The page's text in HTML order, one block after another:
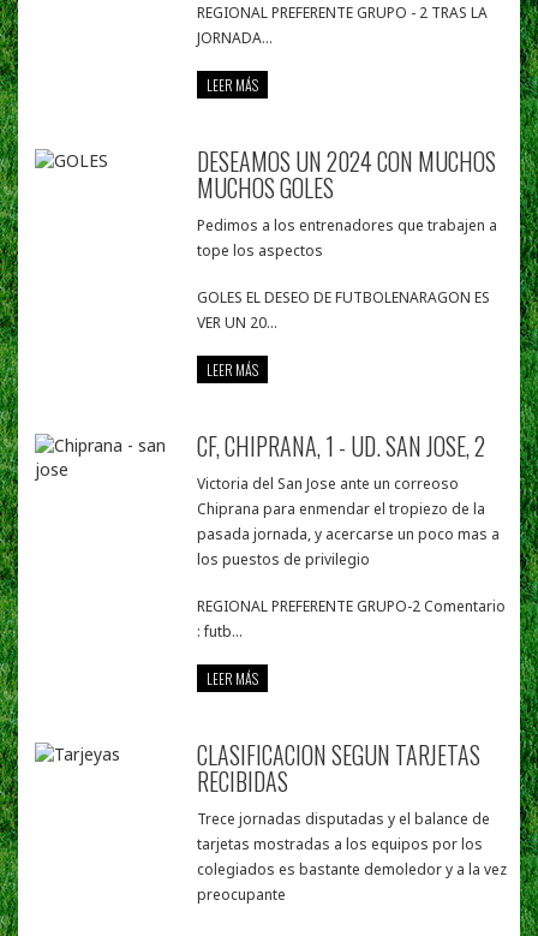
REGIONAL PREFERENTE GRUPO - 2 TRAS LA
JORNADA...
LEER MÁS
DESEAMOS UN 2024 CON MUCHOS
MUCHOS GOLES
Pedimos a los entrenadores que trabajen a
tope los aspectos
GOLES EL DESEO DE FUTBOLENARAGON ES
VER UN 20...
LEER MÁS
CF, CHIPRANA, 1 - UD. SAN JOSE, 2
Victoria del San Jose ante un correoso
Chiprana para enmendar el tropiezo de la
pasada jornada, y acercarse un poco mas a
los puestos de privilegio
REGIONAL PREFERENTE GRUPO-2 Comentario
: futb...
LEER MÁS
CLASIFICACION SEGUN TARJETAS
RECIBIDAS
Trece jornadas disputadas y el balance de
tarjetas mostradas a los equipos por los
colegiados es bastante demoledor y a la vez
preocupante